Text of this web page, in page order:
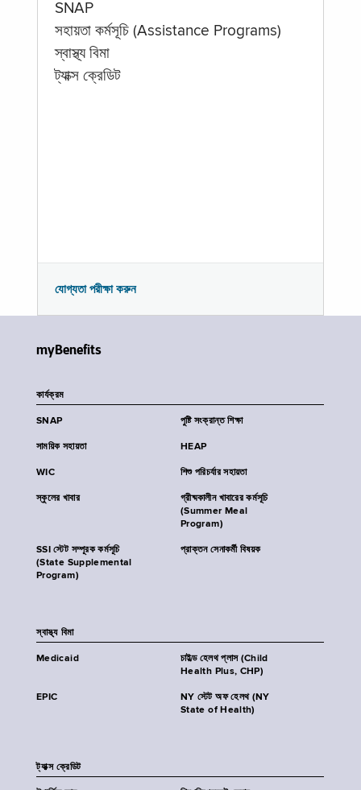
SNAP
সহায়তা কর্মসূচি (Assistance Programs)
স্বাস্থ্য বিমা
ট্যাক্স ক্রেডিট
যোগ্যতা পরীক্ষা করুন
myBenefits
কার্যক্রম
SNAP পুষ্টি সংক্রান্ত শিক্ষা
সাময়িক সহায়তা HEAP
WIC শিশু পরিচর্যার সহায়তা
স্কুলের খাবার
গ্রীষ্মকালীন খাবারের কর্মসূচি
(Summer Meal
Program)
SSI স্টেট সম্পূরক কর্মসূচি
(State Supplemental
Program)
প্রাক্তন সেনাকর্মী বিষয়ক
স্বাস্থ্য বিমা
Medicaid
চাইল্ড হেলথ প্লাস (Child
Health Plus, CHP)
EPIC
NY স্টেট অফ হেলথ (NY
State of Health)
ট্যাক্স ক্রেডিট